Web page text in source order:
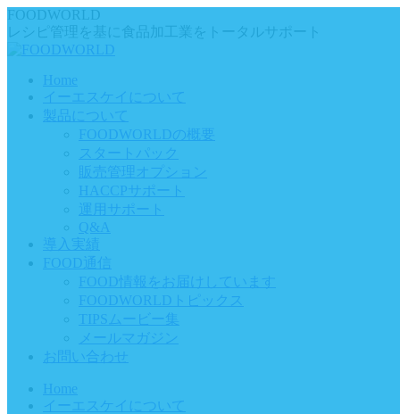
Skip
to
content
FOODWORLD
レシピ管理を基に食品加工業をトータルサポート
Home
イーエスケイについて
製品について
FOODWORLDの概要
スタートパック
販売管理オプション
HACCPサポート
運用サポート
Q&A
導入実績
FOOD通信
FOOD情報をお届けしています
FOODWORLDトピックス
TIPSムービー集
メールマガジン
お問い合わせ
Home
イーエスケイについて